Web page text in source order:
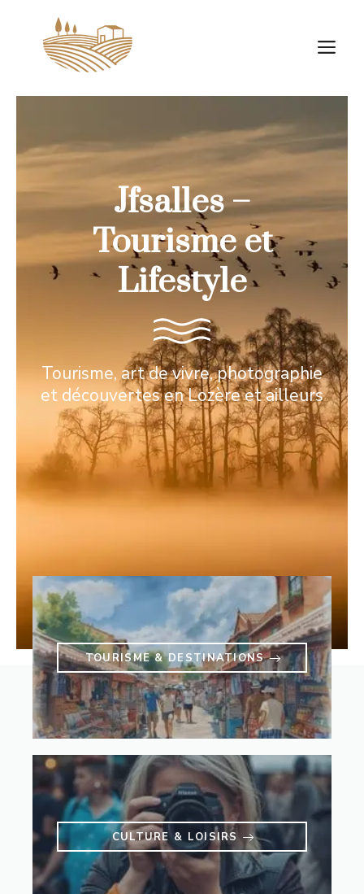
contenu
Jfsalles –
Tourisme et
Lifestyle
Tourisme, art de vivre, photographie
et découvertes en Lozère et ailleurs
TOURISME & DESTINATIONS
CULTURE & LOISIRS